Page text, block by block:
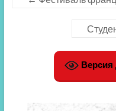
Версия